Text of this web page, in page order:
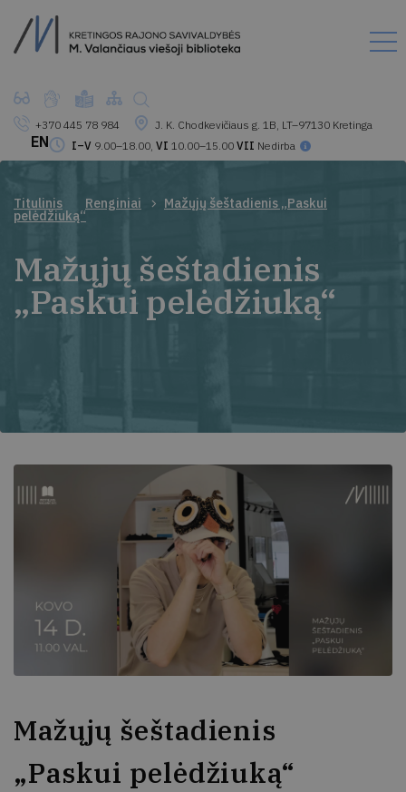
+370 445 78 984
J. K. Chodkevičiaus g. 1B, LT–97130 Kretinga
I–V 9.00–18.00, VI 10.00–15.00 VII Nedirba
EN
Titulinis Renginiai Mažųjų šeštadienis „Paskui
pelėdžiuką“
Mažųjų šeštadienis
„Paskui pelėdžiuką“
Mažųjų šeštadienis
„Paskui pelėdžiuką“